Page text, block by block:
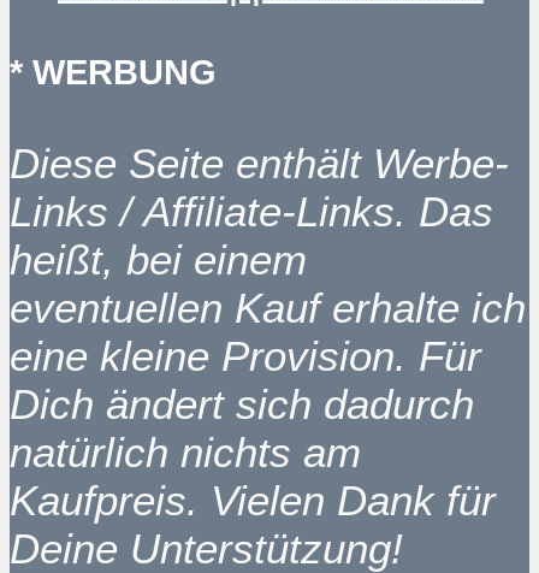
* WERBUNG
Diese Seite enthält Werbe-
Links / Affiliate-Links. Das
heißt, bei einem
eventuellen Kauf erhalte ich
eine kleine Provision. Für
Dich ändert sich dadurch
natürlich nichts am
Kaufpreis. Vielen Dank für
Deine Unterstützung!